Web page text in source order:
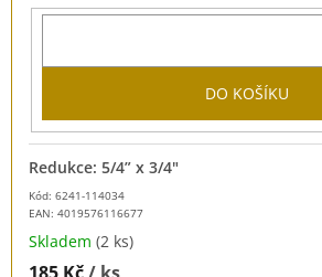
DO KOŠÍKU
Kód: 6241-114034
EAN: 4019576116677
Redukce: 5/4” x 3/4"
Skladem (2 ks)